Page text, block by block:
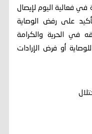
في فعالية اليوم لإيصال
على رفض الوصاية
في الحرية والكرامة
أو فرض الإرادات